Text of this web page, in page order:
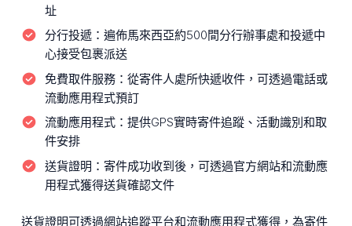
址
分行投遞： 遍佈馬來西亞約500間分行辦事處和投遞中
心接受包裹派送
免費取件服務： 從寄件人處所快遞收件，可透過電話或
流動應用程式預訂
流動應用程式： 提供GPS實時寄件追蹤、活動識別和取
件安排
送貨證明： 寄件成功收到後，可透過官方網站和流動應
用程式獲得送貨確認文件
送貨證明可透過網站追蹤平台和流動應用程式獲得，為寄件